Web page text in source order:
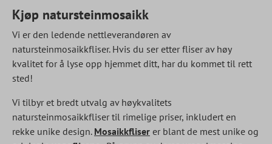
Kjøp natursteinmosaikk
Vi er den ledende nettleverandøren av
natursteinmosaikkfliser. Hvis du ser etter fliser av høy
kvalitet for å lyse opp hjemmet ditt, har du kommet til rett
sted!
Vi tilbyr et bredt utvalg av høykvalitets
natursteinmosaikkfliser til rimelige priser, inkludert en
rekke unike design. Mosaikkfliser er blant de mest unike og